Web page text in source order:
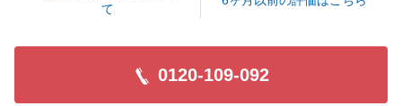
閉じる
て
0120-109-092